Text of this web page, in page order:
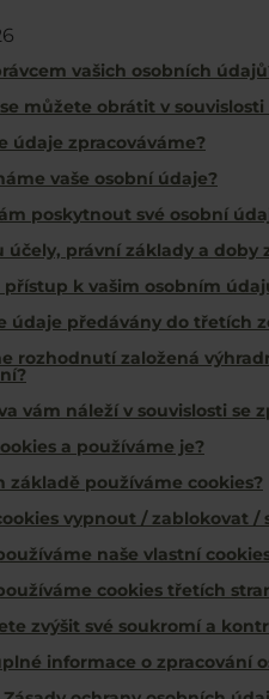
vašich osobních
můžete obrátit v
údaje zpracováváme?
vaše osobní údaje?
poskytnout své osobní
účely, právní základy a doby
přístup k vašim osobním
údaje předávány do třetích
rozhodnutí založená
vám náleží v souvislosti se
a používáme je?
základě používáme cookies?
vypnout / zablokovat /
naše vlastní
cookies třetích
zvýšit své soukromí a
informace o zpracování